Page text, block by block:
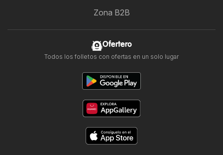
Zona B2B
Ofertero
Todos los folletos con ofertas en un solo lugar